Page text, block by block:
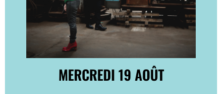
MERCREDI 19 AOÛT